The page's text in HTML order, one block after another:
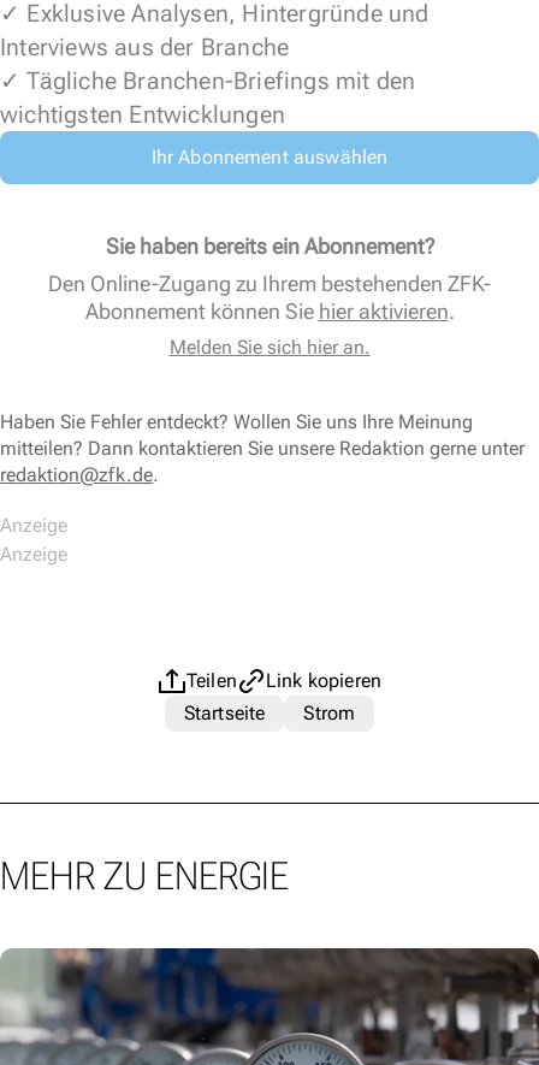
✓ Exklusive Analysen, Hintergründe und
Interviews aus der Branche
✓ Tägliche Branchen-Briefings mit den
wichtigsten Entwicklungen
Ihr Abonnement auswählen
Sie haben bereits ein Abonnement?
Den Online-Zugang zu Ihrem bestehenden ZFK-
Abonnement können Sie hier aktivieren.
Melden Sie sich hier an.
Haben Sie Fehler entdeckt? Wollen Sie uns Ihre Meinung
mitteilen? Dann kontaktieren Sie unsere Redaktion gerne unter
redaktion@zfk.de.
Teilen
Link kopieren
Startseite
Strom
MEHR ZU ENERGIE